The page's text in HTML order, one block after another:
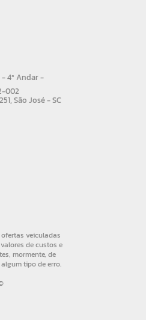
- 4º Andar -
002
São José - SC